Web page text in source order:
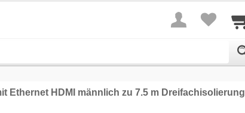
Ethernet HDMI männlich zu 7.5 m Dreifachisolierung